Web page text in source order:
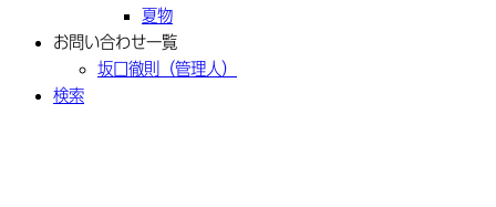
夏物
お問い合わせ一覧
坂口徹則（管理人）
検索